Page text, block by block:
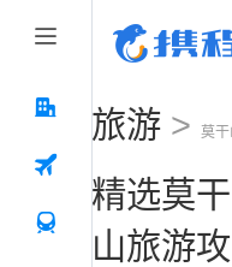
旅游 > 莫干
精选莫
山旅游